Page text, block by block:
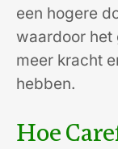
een hogere
waardoor het
meer kracht
hebben.
Hoe